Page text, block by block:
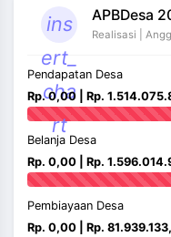
ins
ert_
cha
rt
APBDesa
Realisasi |
Pendapatan Desa
Rp. 0,00 | Rp.
Belanja Desa
Rp. 0,00 | Rp.
Pembiayaan Desa
Rp. 0,00 | Rp.